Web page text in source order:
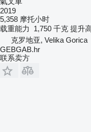
2019
5,358 摩托小时
载重能力
1,750 千克 提升
克罗地亚, Velika Gorica
GEBGAB.hr
联系卖方